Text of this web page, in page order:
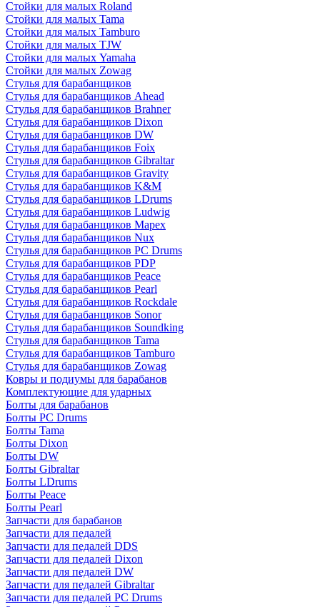
Стойки для малых Roland
Стойки для малых Tama
Стойки для малых Tamburo
Стойки для малых TJW
Стойки для малых Yamaha
Стойки для малых Zowag
Стулья для барабанщиков
Стулья для барабанщиков Ahead
Стулья для барабанщиков Brahner
Стулья для барабанщиков Dixon
Стулья для барабанщиков DW
Стулья для барабанщиков Foix
Стулья для барабанщиков Gibraltar
Стулья для барабанщиков Gravity
Стулья для барабанщиков K&M
Стулья для барабанщиков LDrums
Стулья для барабанщиков Ludwig
Стулья для барабанщиков Mapex
Стулья для барабанщиков Nux
Стулья для барабанщиков PC Drums
Стулья для барабанщиков PDP
Стулья для барабанщиков Peace
Стулья для барабанщиков Pearl
Стулья для барабанщиков Rockdale
Стулья для барабанщиков Sonor
Стулья для барабанщиков Soundking
Стулья для барабанщиков Tama
Стулья для барабанщиков Tamburo
Стулья для барабанщиков Zowag
Ковры и подиумы для барабанов
Комплектующие для ударных
Болты для барабанов
Болты PC Drums
Болты Tama
Болты Dixon
Болты DW
Болты Gibraltar
Болты LDrums
Болты Peace
Болты Pearl
Запчасти для барабанов
Запчасти для педалей
Запчасти для педалей DDS
Запчасти для педалей Dixon
Запчасти для педалей DW
Запчасти для педалей Gibraltar
Запчасти для педалей PC Drums